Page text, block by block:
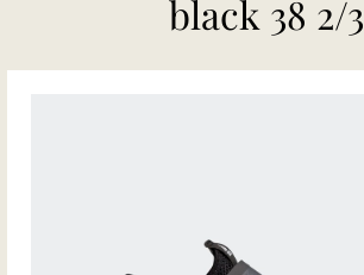
black 38 2/3